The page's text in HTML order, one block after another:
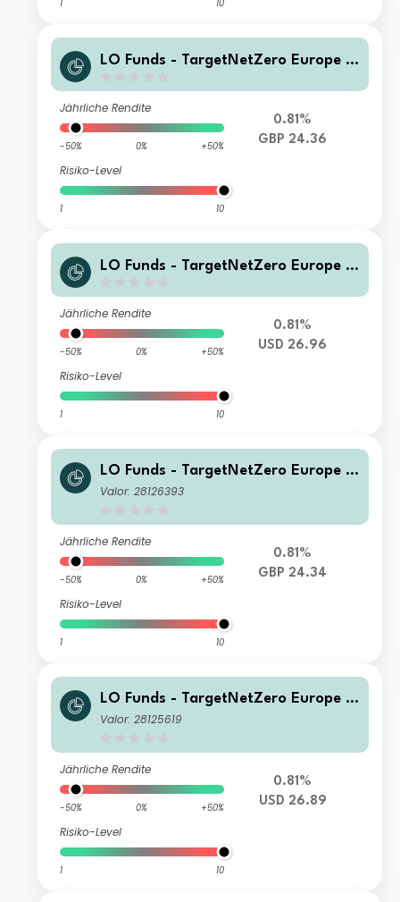
1 10
LO Funds - TargetNetZero Europe E
Jährliche Rendite
-50% 0% +50%
Risiko-Level
1 10
0.81%
GBP 24.36
LO Funds - TargetNetZero Europe E
Jährliche Rendite
-50% 0% +50%
Risiko-Level
1 10
0.81%
USD 26.96
LO Funds - TargetNetZero Europe E
quity Syst. NAV Hdg (GBP) NA
Valor: 28126393
Jährliche Rendite
-50% 0% +50%
Risiko-Level
1 10
0.81%
GBP 24.34
LO Funds - TargetNetZero Europe E
quity Syst. Hdg (USD) NA
Valor: 28125619
Jährliche Rendite
-50% 0% +50%
Risiko-Level
1 10
0.81%
USD 26.89